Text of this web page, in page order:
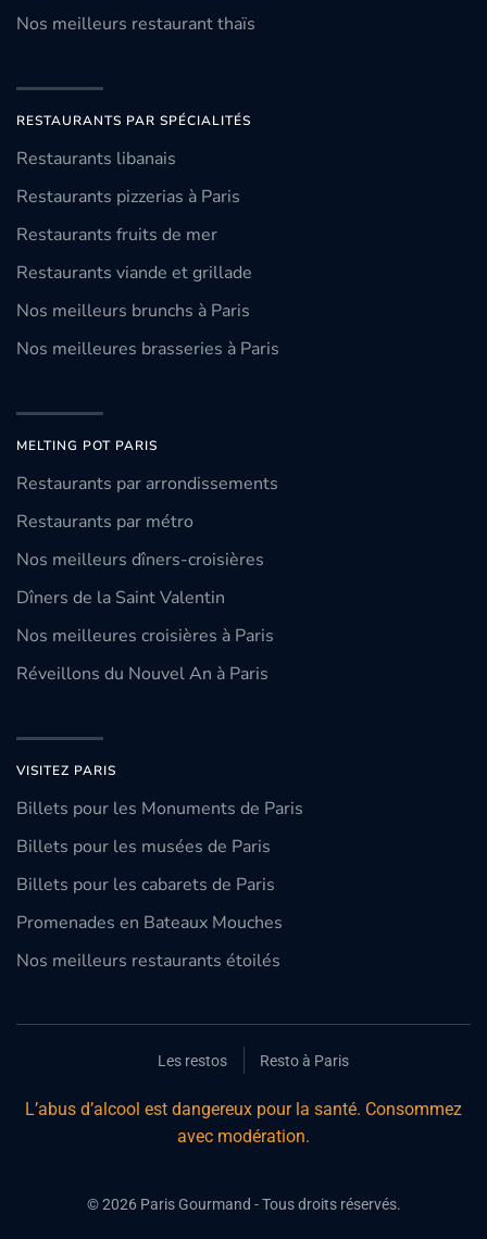
Nos meilleurs restaurant thaïs
RESTAURANTS PAR SPÉCIALITÉS
Restaurants libanais
Restaurants pizzerias à Paris
Restaurants fruits de mer
Restaurants viande et grillade
Nos meilleurs brunchs à Paris
Nos meilleures brasseries à Paris
MELTING POT PARIS
Restaurants par arrondissements
Restaurants par métro
Nos meilleurs dîners-croisières
Dîners de la Saint Valentin
Nos meilleures croisières à Paris
Réveillons du Nouvel An à Paris
VISITEZ PARIS
Billets pour les Monuments de Paris
Billets pour les musées de Paris
Billets pour les cabarets de Paris
Promenades en Bateaux Mouches
Nos meilleurs restaurants étoilés
Les restos Resto à Paris
L’abus d’alcool est dangereux pour la santé. Consommez
avec modération.
©2026Paris Gourmand - Tous droits réservés.